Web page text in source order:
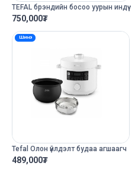
TEFAL брэндийн босоо уурын индүү
750,000₮
Шинэ
Tefal Олон үйлдэлт будаа агшаагч
489,000₮